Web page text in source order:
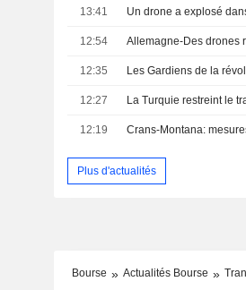
13:41
12:54
12:35
12:27
12:19 Crans-Montana:
Plus d'actualités
Bourse Actualités Bourse